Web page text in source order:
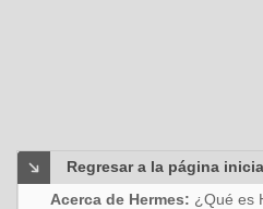
Regresar a la página
Acerca de Hermes: ¿Qué es